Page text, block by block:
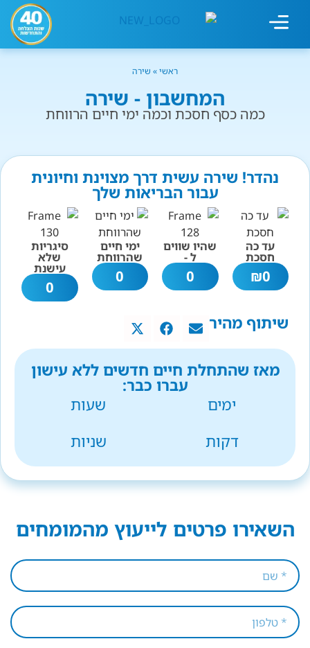
ראשי» שירה
המחשבון - שירה
כמה כסף חסכת וכמה ימי חיים הרווחת
נהדר! שירה עשית דרך מצוינת וחיונית
עבור הבריאות שלך
עד כה
חסכת
0
₪
שהיו שווים
ל -
0
ימי חיים
שהרווחת
0
סיגריות
שלא
עישנת
0
שיתוף מהיר
מאז שהתחלת חיים חדשים ללא עישון
עברו כבר:
ימים
שעות
דקות
שניות
השאירו פרטים לייעוץ מהמומחים